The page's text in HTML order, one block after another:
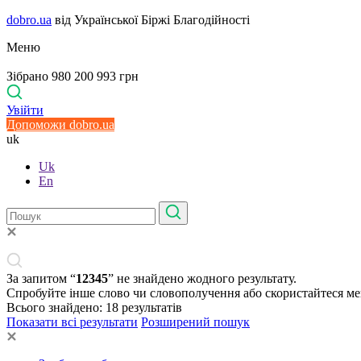
dobro.ua від Української Біржі Благодійності
Меню
Зібрано 980 200 993 грн
Увійти
Допоможи dobro.ua
uk
Uk
En
За запитом “12345” не знайдено жодного результату.
Спробуйте інше слово чи словополучення або скористайтеся
Всього знайдено: 18 результатів
Показати всі результати Розширений пошук